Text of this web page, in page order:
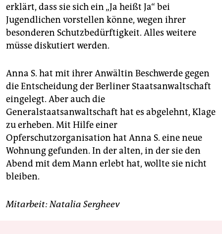
erklärt, dass sie sich ein „Ja heißt Ja“ bei
Jugendlichen vorstellen könne, wegen ihrer
besonderen Schutzbedürftigkeit. Alles weitere
müsse diskutiert werden.
Anna S. hat mit ihrer Anwältin Beschwerde gegen
die Entscheidung der Berliner Staatsanwaltschaft
eingelegt. Aber auch die
Generalstaatsanwaltschaft hat es abgelehnt, Klage
zu erheben. Mit Hilfe einer
Opferschutzorganisation hat Anna S. eine neue
Wohnung gefunden. In der alten, in der sie den
Abend mit dem Mann erlebt hat, wollte sie nicht
bleiben.
Mitarbeit: Natalia Sergheev